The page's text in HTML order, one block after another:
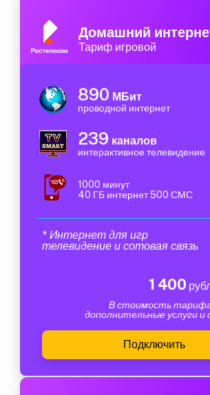
Домашний
Тариф игровой
890 МБит
проводной интернет
239 каналов
интерактивное телевидение
1000 минут
40 ГБ интернет 500 СМС
* Интернет для игр
телевидение и сотовая связь
1 400
В стоимость
дополнительные услуги и
Подключить